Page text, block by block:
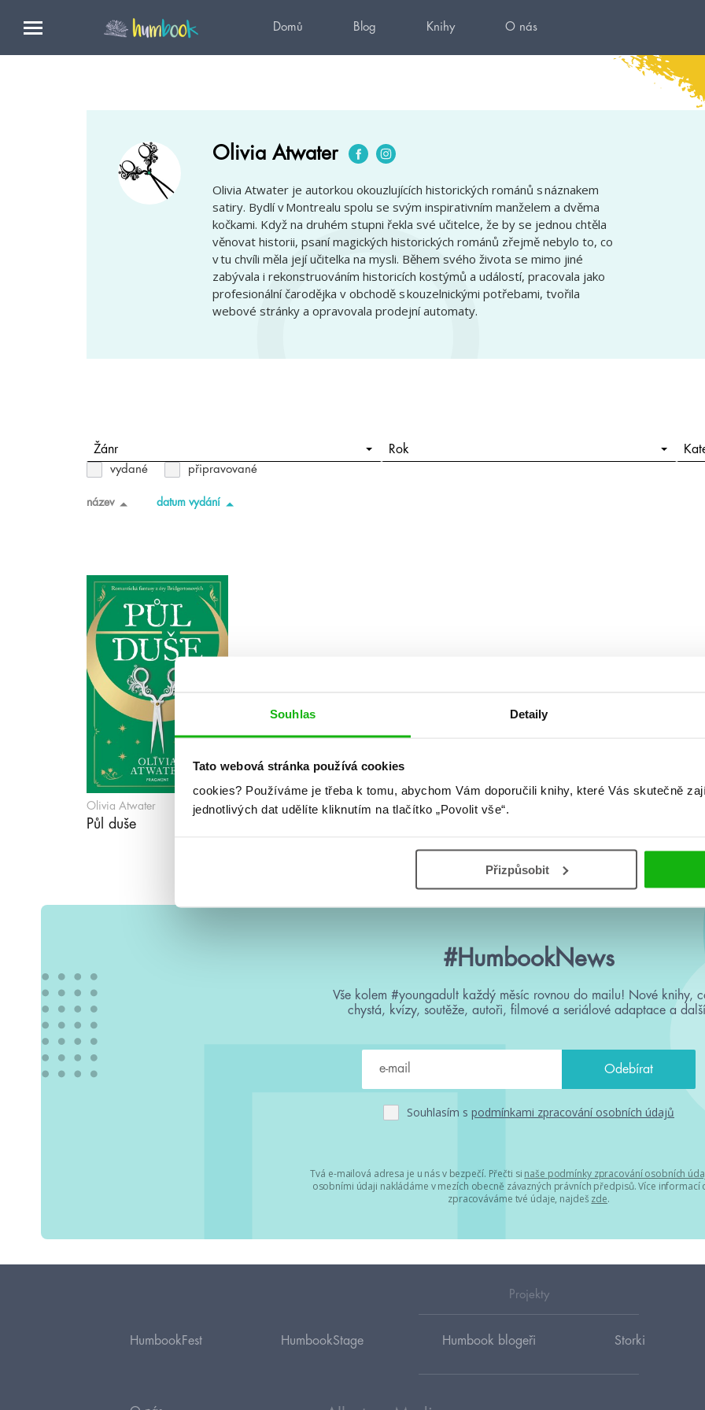
Souhlas Detaily
Tato webová stránka používá cookies
cookies? Používáme je třeba k tomu, abychom Vám doporučili knihy, které Vás skutečně
jednotlivých dat udělíte kliknutím na tlačítko „Povolit vše“.
Přizpůsobit
Domů Blog Knihy O nás
Olivia Atwater
Olivia Atwater je autorkou okouzlujících historických románů s náznakem
satiry. Bydlí v Montrealu spolu se svým inspirativním manželem a dvěma
kočkami. Když na druhém stupni řekla své učitelce, že by se jednou chtěla
věnovat historii, psaní magických historických románů zřejmě nebylo to, co
v tu chvíli měla její učitelka na mysli. Během svého života se mimo jiné
zabývala i rekonstruováním historicích kostýmů a událostí, pracovala jako
profesionální čarodějka v obchodě s kouzelnickými potřebami, tvořila
webové stránky a opravovala prodejní automaty.
Žánr Rok
vydané připravované
název datum vydání
Olivia Atwater
Půl duše
#HumbookNews
Vše kolem #youngadult každý měsíc rovnou do mailu! Nové knihy,
chystá, kvízy, soutěže, autoři, filmové a seriálové adaptace a
Souhlasím s podmínkami zpracování osobních údajů
Tvá e-mailová adresa je u nás v bezpečí. Přečti si naše podmínky zpracování osobních
osobními údaji nakládáme v mezích obecně závazných právních předpisů. Více informací
zpracováváme tvé údaje, najdeš zde.
Projekty
HumbookFest HumbookStage Humbook blogeři Storki